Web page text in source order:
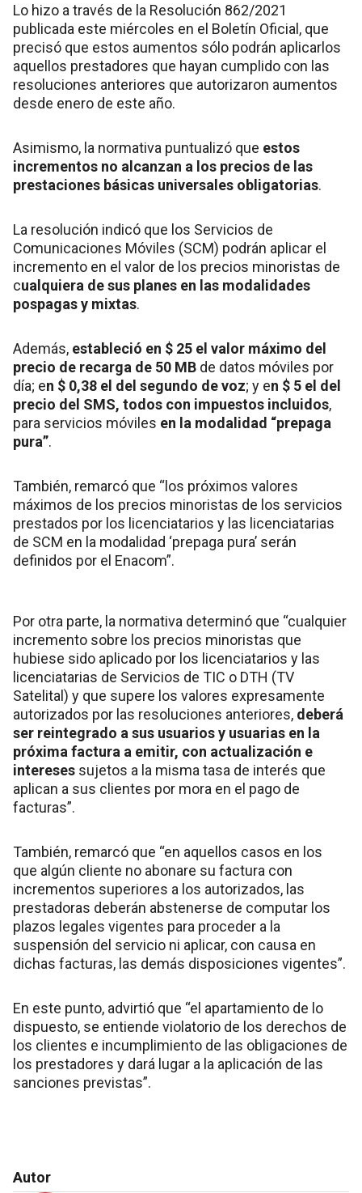
Lo hizo a través de la Resolución 862/2021
publicada este miércoles en el Boletín Oficial, que
precisó que estos aumentos sólo podrán aplicarlos
aquellos prestadores que hayan cumplido con las
resoluciones anteriores que autorizaron aumentos
desde enero de este año.
Asimismo, la normativa puntualizó que estos
incrementos no alcanzan a los precios de las
prestaciones básicas universales obligatorias.
La resolución indicó que los Servicios de
Comunicaciones Móviles (SCM) podrán aplicar el
incremento en el valor de los precios minoristas de
cualquiera de sus planes en las modalidades
pospagas y mixtas.
Además, estableció en $ 25 el valor máximo del
precio de recarga de 50 MB de datos móviles por
día; en $ 0,38 el del segundo de voz; y en $ 5 el del
precio del SMS, todos con impuestos incluidos,
para servicios móviles en la modalidad “prepaga
pura”.
También, remarcó que “los próximos valores
máximos de los precios minoristas de los servicios
prestados por los licenciatarios y las licenciatarias
de SCM en la modalidad ‘prepaga pura’ serán
definidos por el Enacom”.
Por otra parte, la normativa determinó que “cualquier
incremento sobre los precios minoristas que
hubiese sido aplicado por los licenciatarios y las
licenciatarias de Servicios de TIC o DTH (TV
Satelital) y que supere los valores expresamente
autorizados por las resoluciones anteriores, deberá
ser reintegrado a sus usuarios y usuarias en la
próxima factura a emitir, con actualización e
intereses sujetos a la misma tasa de interés que
aplican a sus clientes por mora en el pago de
facturas”.
También, remarcó que “en aquellos casos en los
que algún cliente no abonare su factura con
incrementos superiores a los autorizados, las
prestadoras deberán abstenerse de computar los
plazos legales vigentes para proceder a la
suspensión del servicio ni aplicar, con causa en
dichas facturas, las demás disposiciones vigentes”.
En este punto, advirtió que “el apartamiento de lo
dispuesto, se entiende violatorio de los derechos de
los clientes e incumplimiento de las obligaciones de
los prestadores y dará lugar a la aplicación de las
sanciones previstas”.
Autor